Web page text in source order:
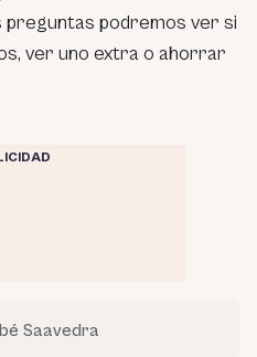
preguntas podremos ver si
ver uno extra o ahorrar
Saavedra